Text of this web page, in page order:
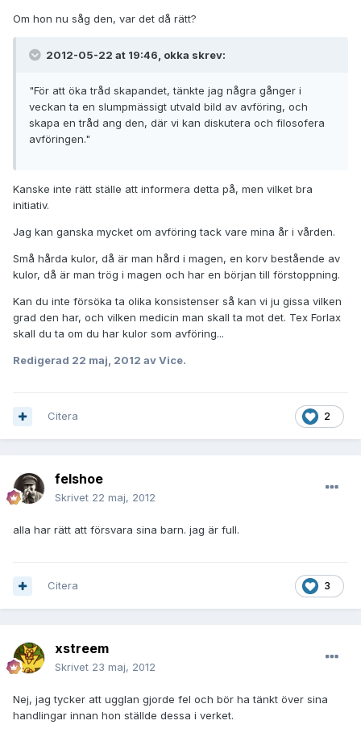
Om hon nu såg den, var det då rätt?
2012-05-22 at 19:46, okka skrev:
"För att öka tråd skapandet, tänkte jag några gånger i
veckan ta en slumpmässigt utvald bild av avföring, och
skapa en tråd ang den, där vi kan diskutera och filosofera
avföringen."
Kanske inte rätt ställe att informera detta på, men vilket bra
initiativ.
Jag kan ganska mycket om avföring tack vare mina år i vården.
Små hårda kulor, då är man hård i magen, en korv bestående av
kulor, då är man trög i magen och har en början till förstoppning.
Kan du inte försöka ta olika konsistenser så kan vi ju gissa vilken
grad den har, och vilken medicin man skall ta mot det. Tex Forlax
skall du ta om du har kulor som avföring...
Redigerad 22 maj, 2012 av Vice.
2
Citera
felshoe
Skrivet 22 maj, 2012
alla har rätt att försvara sina barn. jag är full.
3
Citera
xstreem
Skrivet 23 maj, 2012
Nej, jag tycker att ugglan gjorde fel och bör ha tänkt över sina
handlingar innan hon ställde dessa i verket.